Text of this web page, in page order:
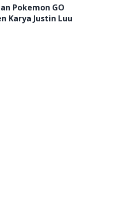
Pokemon GO
Karya Justin Luu